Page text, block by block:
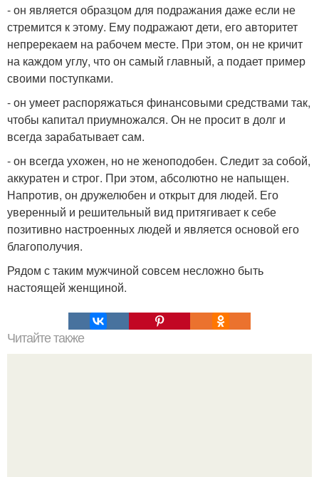
- он является образцом для подражания даже если не
стремится к этому. Ему подражают дети, его авторитет
непререкаем на рабочем месте. При этом, он не кричит
на каждом углу, что он самый главный, а подает пример
своими поступками.
- он умеет распоряжаться финансовыми средствами так,
чтобы капитал приумножался. Он не просит в долг и
всегда зарабатывает сам.
- он всегда ухожен, но не женоподобен. Следит за собой,
аккуратен и строг. При этом, абсолютно не напыщен.
Напротив, он дружелюбен и открыт для людей. Его
уверенный и решительный вид притягивает к себе
позитивно настроенных людей и является основой его
благополучия.
Рядом с таким мужчиной совсем несложно быть
настоящей женщиной.
Читайте также